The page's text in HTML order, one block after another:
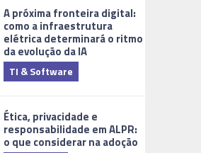
A próxima fronteira digital:
como a infraestrutura
elétrica determinará o ritmo
da evolução da IA
TI & Software
Ética, privacidade e
responsabilidade em ALPR:
o que considerar na adoção